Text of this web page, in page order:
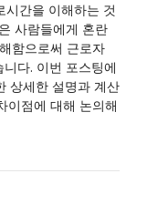
시간을 이해하는 것
사람들에게 혼란
함으로써 근로자
다. 이번 포스팅에
상세한 설명과 계산
이점에 대해 논의해